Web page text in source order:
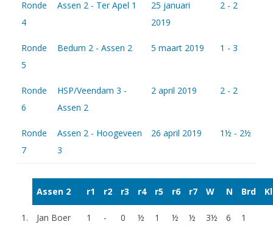
Ronde
4
Assen 2 - Ter Apel 1
25 januari
2019
2 - 2
Ronde
5
Bedum 2 - Assen 2 5 maart 2019 1 - 3
Ronde
6
HSP/Veendam 3 -
Assen 2
2 april 2019 2 - 2
Ronde
7
Assen 2 - Hoogeveen
3
26 april 2019 1½ - 2½
Assen 2 r1 r2 r3 r4 r5 r6 r7 W N Brd Kl
1. Jan Boer 1 - 0 ½ 1 ½ ½ 3½ 6 1